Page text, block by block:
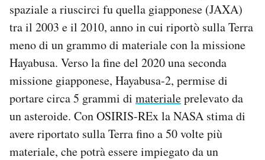
spaziale a riuscirci fu quella giapponese (JAXA)
tra il 2003 e il 2010, anno in cui riportò sulla Terra
meno di un grammo di materiale con la missione
Hayabusa. Verso la fine del 2020 una seconda
missione giapponese, Hayabusa-2, permise di
portare circa 5 grammi di materialeprelevato da
un asteroide. Con OSIRIS-REx la NASA stima di
avere riportato sulla Terra fino a 50 volte più
materiale, che potrà essere impiegato da un